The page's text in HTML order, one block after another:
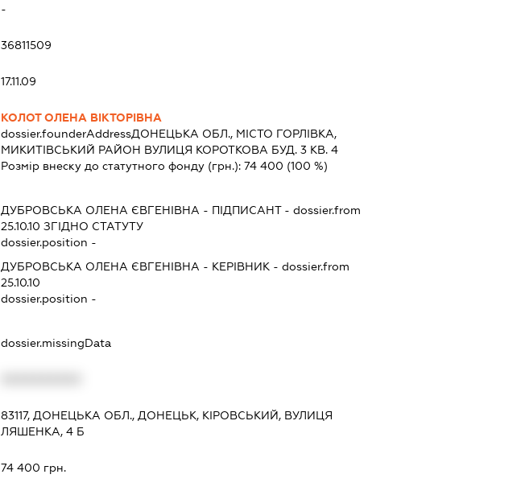
-
36811509
17.11.09
КОЛОТ ОЛЕНА ВІКТОРІВНА
dossier.founderAddressДОНЕЦЬКА ОБЛ., МІСТО ГОРЛІВКА,
МИКИТІВСЬКИЙ РАЙОН ВУЛИЦЯ КОРОТКОВА БУД. 3 КВ. 4
Розмір внеску до статутного фонду (грн.): 74 400 (100 %)
ДУБРОВСЬКА ОЛЕНА ЄВГЕНІВНА - ПІДПИСАНТ- dossier.from
25.10.10 ЗГІДНО СТАТУТУ
dossier.position -
ДУБРОВСЬКА ОЛЕНА ЄВГЕНІВНА - КЕРІВНИК- dossier.from
25.10.10
dossier.position -
dossier.missingData
83117, ДОНЕЦЬКА ОБЛ., ДОНЕЦЬК, КІРОВСЬКИЙ, ВУЛИЦЯ
ЛЯШЕНКА, 4 Б
74 400 грн.